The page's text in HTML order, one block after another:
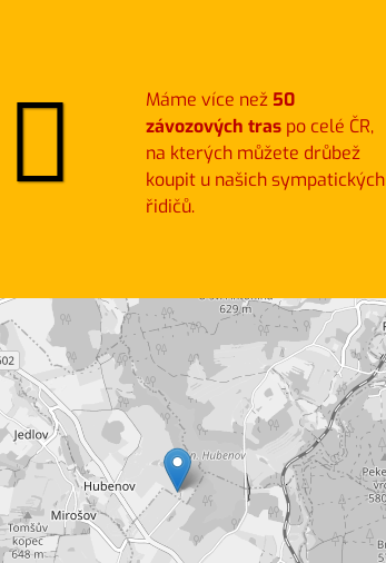
Máme více než 50
závozových tras po celé ČR,
na kterých můžete drůbež
koupit u našich sympatických
řidičů.